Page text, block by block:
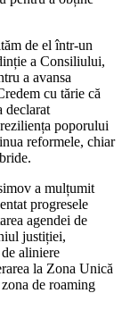
de el într-un
a Consiliului,
a avansa
cu tărie că
declarat
poporului
reformele, chiar
a mulțumit
progresele
agendei de
justiției,
aliniere
la Zona Unică
de roaming